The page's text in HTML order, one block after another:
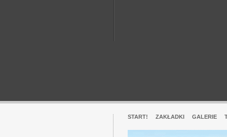
START! ZAKŁADKI GALERIE